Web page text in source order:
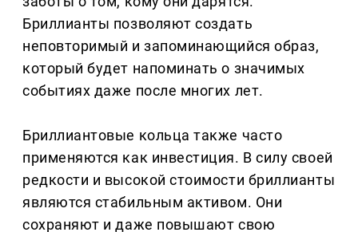
Бриллианты позволяют создать
неповторимый и запоминающийся образ,
который будет напоминать о значимых
событиях даже после многих лет.
Бриллиантовые кольца также часто
применяются как инвестиция. В силу своей
редкости и высокой стоимости бриллианты
являются стабильным активом. Они
сохраняют и даже повышают свою